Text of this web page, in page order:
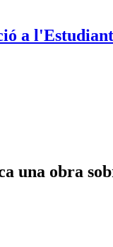
a
una obra